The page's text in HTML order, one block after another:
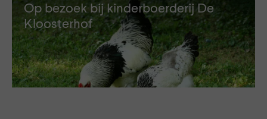
Op bezoek bij kinderboerderij De
Kloosterhof